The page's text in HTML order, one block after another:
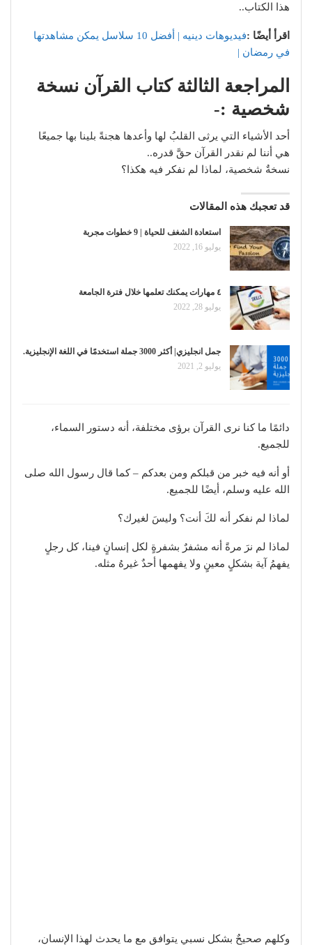
هذا الكتاب..
اقرأ أيضًا :
فيديوهات دينيه | أفضل 10 سلاسل يمكن مشاهدتها
في رمضان |
المراجعة الثالثة كتاب القرآن نسخة
شخصية :-
أحد الأشياء التي يرثى القلبُ لها وأعدها هجنةً بلينا بها جميعًا
هي أننا لم نقدر القرآن حقَّ قدره..
نسخةٌ شخصية، لماذا لم نفكر فيه هكذا؟
قد تعجبك هذه المقالات
استعادة الشغف للحياة | 9 خطوات مجربة
يوليو 16, 2022
٤ مهارات يمكنك تعلمها خلال فترة الجامعة
يوليو 28, 2022
جمل انجليزي| أكثر 3000 جملة استخدمًا في اللغة الإنجليزية.
يوليو 2, 2021
دائمًا ما كنا نرى القرآن برؤى مختلفة، أنه دستور السماء،
للجميع.
أو أنه فيه خبر من قبلكم ومن بعدكم – كما قال رسول الله صلى
الله عليه وسلم، أيضًا للجميع.
لماذا لم نفكر أنه لكَ أنت؟ وليسَ لغيرك؟
لماذا لم نرَ مرةً أنه مشفرٌ بشفرةٍ لكل إنسانٍ فينا، كل رجلٍ
يفهمُ آية بشكلٍ معينٍ ولا يفهمها أحدٌ غيرهُ مثله.
وكلهم صحيحٌ بشكل نسبي يتوافق مع ما يحدث لهذا الإنسان،